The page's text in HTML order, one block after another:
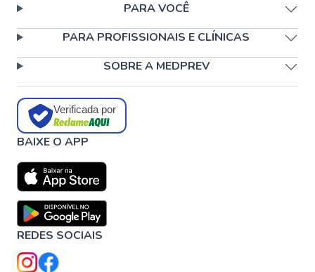
PARA VOCÊ
PARA PROFISSIONAIS E CLÍNICAS
SOBRE A MEDPREV
Verificada por
BAIXE O APP
REDES SOCIAIS